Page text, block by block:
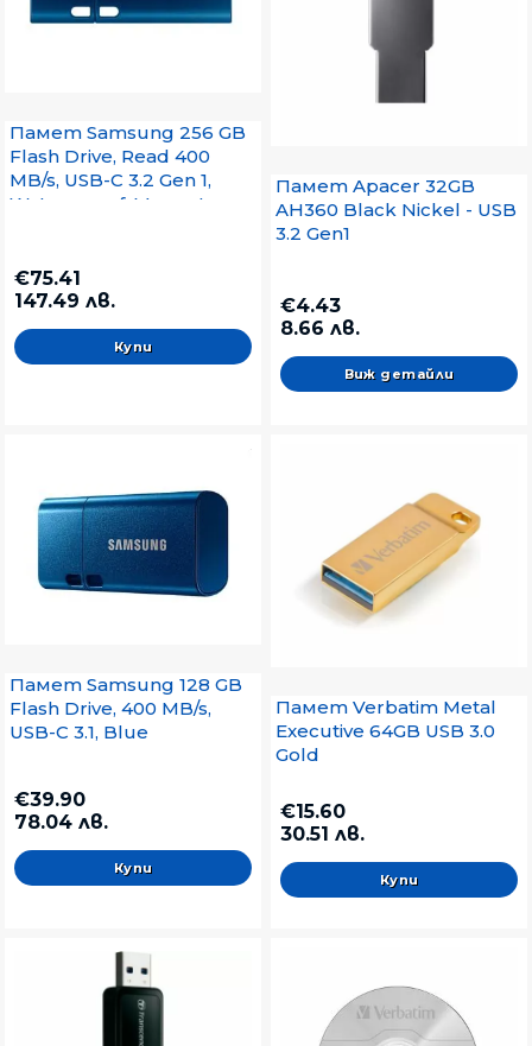
Памет Samsung 256 GB
Flash Drive, Read 400
MB/s, USB-C 3.2 Gen 1,
Water-proof, Magnet-
€75.41
147.49 лв.
Памет Apacer 32GB
AH360 Black Nickel - USB
3.2 Gen1
€4.43
8.66 лв.
Виж детайли
Памет Samsung 128 GB
Flash Drive, 400 MB/s,
USB-C 3.1, Blue
€39.90
78.04 лв.
Памет Verbatim Metal
Executive 64GB USB 3.0
Gold
€15.60
30.51 лв.